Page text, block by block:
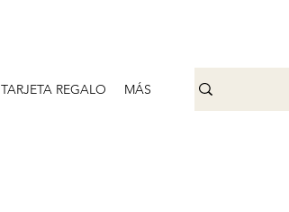
TARJETA REGALO MÁS